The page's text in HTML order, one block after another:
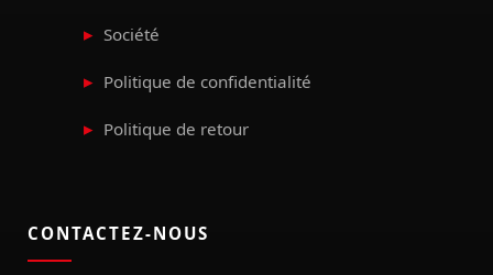
Société
Politique de confidentialité
Politique de retour
CONTACTEZ-NOUS